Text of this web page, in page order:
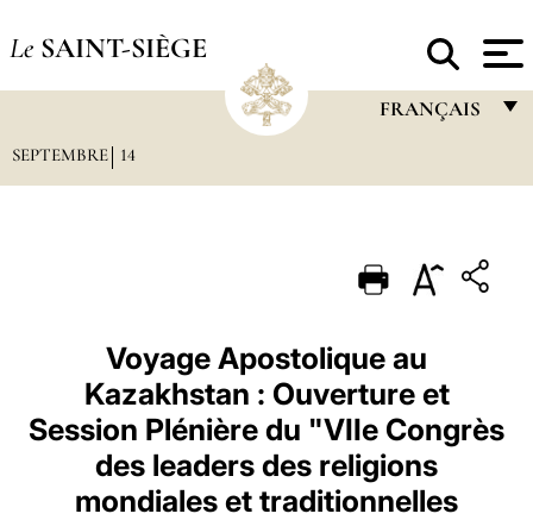
Le SAINT-SIÈGE
FRANÇAIS
PORTUGUÊS
DEUTSCH
POLSKI
العربيّة
SEPTEMBRE 14
Voyage Apostolique au
Kazakhstan : Ouverture et
Session Plénière du "VIIe Congrès
des leaders des religions
mondiales et traditionnelles